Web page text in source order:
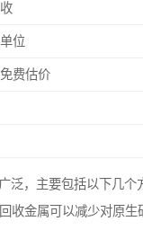
位
费估价
泛，主要包括以下几个
收金属可以减少对原生